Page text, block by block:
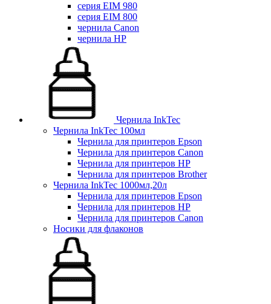
серия EIM 980
серия EIM 800
чернила Canon
чернила HP
Чернила InkTec
Чернила InkTec 100мл
Чернила для принтеров Epson
Чернила для принтеров Canon
Чернила для принтеров HP
Чернила для принтеров Brother
Чернила InkTec 1000мл,20л
Чернила для принтеров Epson
Чернила для принтеров HP
Чернила для принтеров Canon
Носики для флаконов